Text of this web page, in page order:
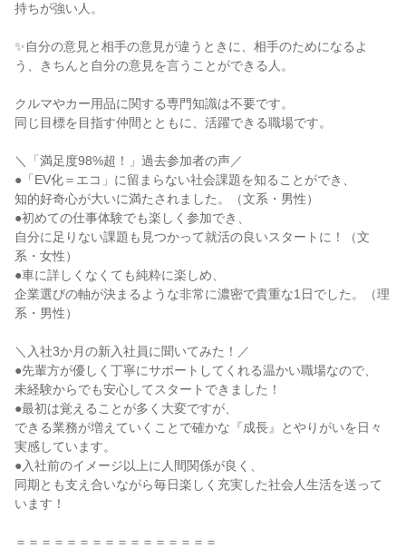
持ちが強い人。
✨自分の意見と相手の意見が違うときに、相手のためになるよ
う、きちんと自分の意見を言うことができる人。
クルマやカー用品に関する専門知識は不要です。
同じ目標を目指す仲間とともに、活躍できる職場です。
＼「満足度98%超！」過去参加者の声／
●「EV化＝エコ」に留まらない社会課題を知ることができ、
知的好奇心が大いに満たされました。（文系・男性）
●初めての仕事体験でも楽しく参加でき、
自分に足りない課題も見つかって就活の良いスタートに！（文
系・女性）
●車に詳しくなくても純粋に楽しめ、
企業選びの軸が決まるような非常に濃密で貴重な1日でした。（理
系・男性）
＼入社3か月の新入社員に聞いてみた！／
●先輩方が優しく丁寧にサポートしてくれる温かい職場なので、
未経験からでも安心してスタートできました！
●最初は覚えることが多く大変ですが、
できる業務が増えていくことで確かな『成長』とやりがいを日々
実感しています。
●入社前のイメージ以上に人間関係が良く、
同期とも支え合いながら毎日楽しく充実した社会人生活を送って
います！
＝＝＝＝＝＝＝＝＝＝＝＝＝＝＝＝